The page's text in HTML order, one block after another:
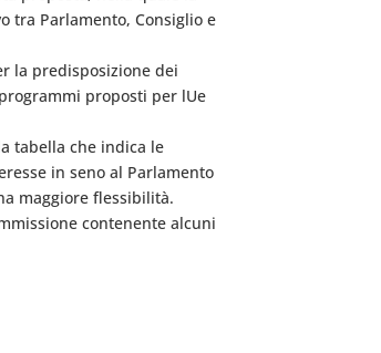
tra Parlamento, Consiglio e
la predisposizione dei
proposti per lUe
tabella che indica le
in seno al Parlamento
maggiore flessibilità.
contenente alcuni